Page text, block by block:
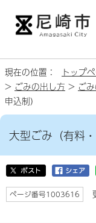
現在の位置： トップ
> ごみの出し方 > ご
申込制）
大型ごみ（有料・
ページ番号1003616